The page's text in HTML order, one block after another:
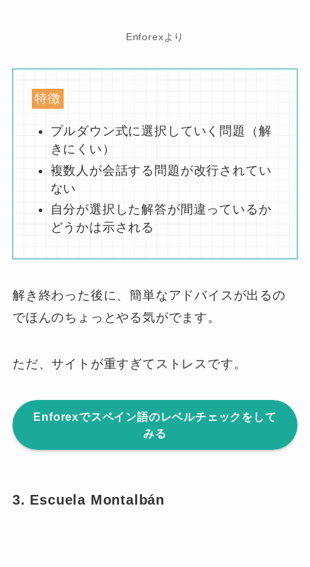
Enforexより
特徴
プルダウン式に選択していく問題（解
きにくい）
複数人が会話する問題が改行されてい
ない
自分が選択した解答が間違っているか
どうかは示される
解き終わった後に、簡単なアドバイスが出るの
でほんのちょっとやる気がでます。
ただ、サイトが重すぎてストレスです。
Enforexでスペイン語のレベルチェックをして
みる
3. Escuela Montalbán